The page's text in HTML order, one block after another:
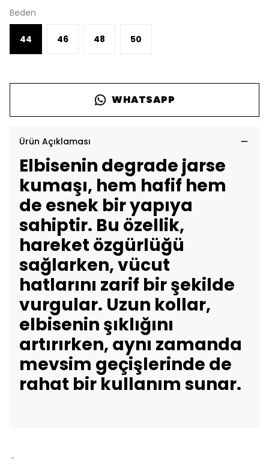
Beden
44 46 48 50
WHATSAPP
Ürün Açıklaması
Elbisenin degrade jarse
kumaşı, hem hafif hem
de esnek bir yapıya
sahiptir. Bu özellik,
hareket özgürlüğü
sağlarken, vücut
hatlarını zarif bir şekilde
vurgular. Uzun kollar,
elbisenin şıklığını
artırırken, aynı zamanda
mevsim geçişlerinde de
rahat bir kullanım sunar.